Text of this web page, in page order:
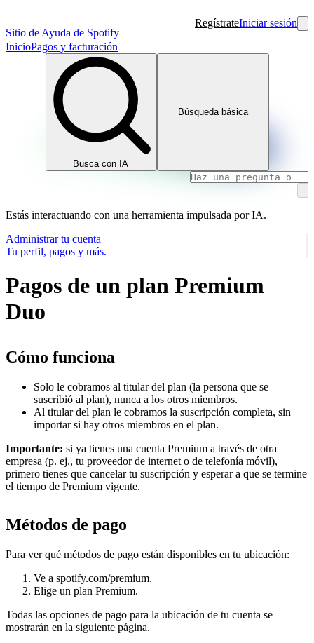
Sitio de Ayuda de Spotify
RegístrateIniciar sesión
InicioPagos y facturación
Busca con IA
Búsqueda básica
Estás interactuando con una herramienta impulsada por IA.
Administrar tu cuenta
Tu perfil, pagos y más.
Pagos de un plan Premium
Duo
Cómo funciona
Solo le cobramos al titular del plan (la persona que se
suscribió al plan), nunca a los otros miembros.
Al titular del plan le cobramos la suscripción completa, sin
importar si hay otros miembros en el plan.
Importante: si ya tienes una cuenta Premium a través de otra
empresa (p. ej., tu proveedor de internet o de telefonía móvil),
primero tienes que cancelar tu suscripción y esperar a que se termine
el tiempo de Premium vigente.
Métodos de pago
Para ver qué métodos de pago están disponibles en tu ubicación:
Ve a spotify.com/premium.
Elige un plan Premium.
Todas las opciones de pago para la ubicación de tu cuenta se
mostrarán en la siguiente página.